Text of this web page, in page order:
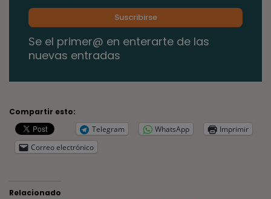
Se el primer@ en enterarte de las
nuevas entradas
Compartir esto:
Telegram
WhatsApp
Imprimir
Correo electrónico
Relacionado